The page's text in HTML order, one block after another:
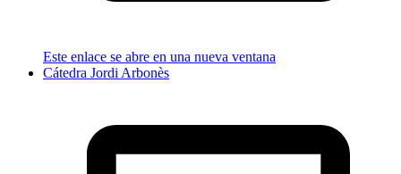
Este enlace se abre en una nueva ventana
Cátedra Jordi Arbonès